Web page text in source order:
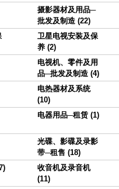
摄影器材及用品─
批发及制造 (22)
卫星电视安装及保
养 (2)
电视机、零件及用
品─批发及制造 (4)
电热器材及系统
(10)
电器用品─租赁 (1)
光碟、影碟及录影
带─租售 (18)
收音机及录音机
(11)